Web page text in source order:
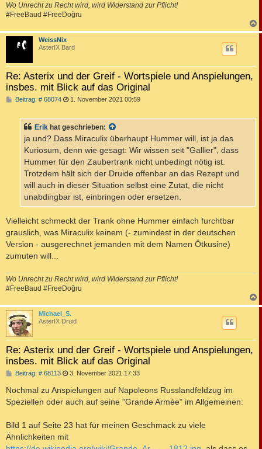
Wo Unrecht zu Recht wird, wird Widerstand zur Pflicht!
#FreeBaud #FreeDoğru
a
WeissNix
AsterIX Bard
Re: Asterix und der Greif - Wortspiele und Anspielungen,
insbes. mit Blick auf das Original
Beitrag: # 68074B
r
a
1. November 2021 00:59
Erik hat geschrieben:
ja und? Dass Miraculix überhaupt Hummer will, ist ja das
Kuriosum, denn wie gesagt: Wir wissen seit "Gallier", dass
Hummer für den Zaubertrank nicht unbedingt nötig ist.
Trotzdem hält sich der Druide offenbar an das Rezept und
will auch in dieser Situation selbst eine Zutat, die nicht
unabdingbar ist, einbringen oder ersetzen.
Vielleicht schmeckt der Trank ohne Hummer einfach furchtbar
grauslich, was Miraculix keinem (- zumindest in der deutschen
Version - ausgerechnet jemanden mit dem Namen Ötkusine)
zumuten will...
Wo Unrecht zu Recht wird, wird Widerstand zur Pflicht!
#FreeBaud #FreeDoğru
a
Michael_S.
AsterIX Druid
Re: Asterix und der Greif - Wortspiele und Anspielungen,
insbes. mit Blick auf das Original
Beitrag: # 68113B
i
t
r
3. November 2021 17:33
Nochmal zu Anspielungen auf Napoleons Russlandfeldzug im
Speziellen oder auch auf seine "Grande Armée" im Allgemeinen:
Bild 1 auf Seite 23 hat für meinen Geschmack zu viele
Ähnlichkeiten mit